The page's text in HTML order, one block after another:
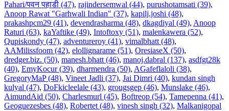
Pahari/पवन पहाडी (47), rajindersemwal (44), purushotamsati (39),
Anoop Rawat "Garhwali Indian" (37), kapilj.joshi (48),
prakashpcm29 (41), devendrasharma (48), dkagdiyal (49), Anoop
Raturi (63), kaYaftike (49), Intoftoxy (51), malenkawera (52),
Qupiskondy (47), adventureroy (41), vimalbhatt (48),
AAMilissfoom (42), elollignarame (51), OresiaseX (50),
dredger.biz. (50), manesh.bhatt (46), manoj.dabral (137), asdfgt28k
(40), EmyKocur (39), dharmendra (50), AGafeflaloli (38),
GregoryMaP (48), Vineet Jadli (37), Jai Dimri (40), kundan singh
kulyal (47), DoFkicleelale (43), grougsgep (46), Munslake (46),
AimundAid (50), Charlesmurl (45), Boftreop (54), Tamepenna (41),
Geoguezesbes (48), Robertet (48), vinesh singh (32), Malkanigopal